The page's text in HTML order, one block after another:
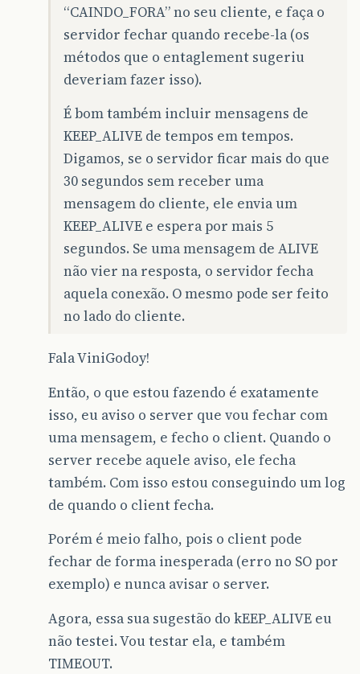
“CAINDO_FORA” no seu cliente, e faça o
servidor fechar quando recebe-la (os
métodos que o entaglement sugeriu
deveriam fazer isso).
É bom também incluir mensagens de
KEEP_ALIVE de tempos em tempos.
Digamos, se o servidor ficar mais do que
30 segundos sem receber uma
mensagem do cliente, ele envia um
KEEP_ALIVE e espera por mais 5
segundos. Se uma mensagem de ALIVE
não vier na resposta, o servidor fecha
aquela conexão. O mesmo pode ser feito
no lado do cliente.
Fala ViniGodoy!
Então, o que estou fazendo é exatamente
isso, eu aviso o server que vou fechar com
uma mensagem, e fecho o client. Quando o
server recebe aquele aviso, ele fecha
também. Com isso estou conseguindo um log
de quando o client fecha.
Porém é meio falho, pois o client pode
fechar de forma inesperada (erro no SO por
exemplo) e nunca avisar o server.
Agora, essa sua sugestão do kEEP_ALIVE eu
não testei. Vou testar ela, e também
TIMEOUT.